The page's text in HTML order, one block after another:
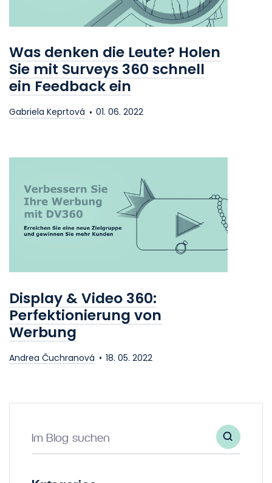
Was denken die Leute? Holen
Sie mit Surveys 360 schnell
ein Feedback ein
Gabriela Keprtová 01. 06. 2022
Display &Video 360:
Perfektionierung von
Werbung
Andrea Čuchranová 18. 05. 2022
Im Blog suchen